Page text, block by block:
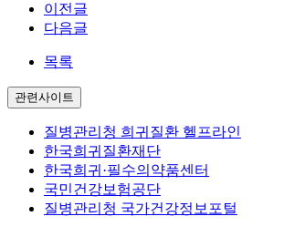
이전글
다음글
목록
관련사이트
질병관리청 희귀질환 헬프라인
한국희귀질환재단
한국희귀·필수의약품센터
국민건강보험공단
질병관리청 국가건강정보포털